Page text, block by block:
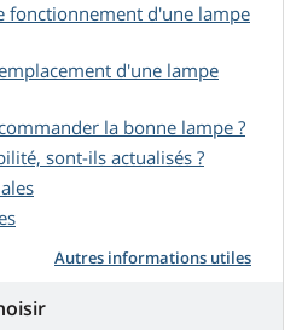
fonctionnement d'une lampe
d'une lampe
la bonne lampe ?
sont-ils actualisés ?
Autres informations utiles